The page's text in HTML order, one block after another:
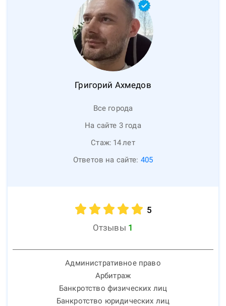
Григорий Ахмедов
Все города
На сайте 3 года
Стаж: 14лет
Ответов на сайте: 405
5
Отзывы 1
Административное право
Арбитраж
Банкротство физических лиц
Банкротство юридических лиц